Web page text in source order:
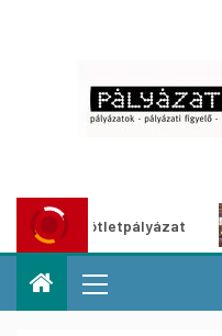
ötletpályázat